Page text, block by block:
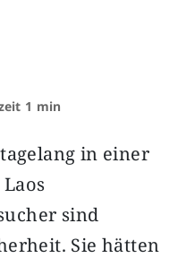
1 min
in einer
sind
Sie hätten